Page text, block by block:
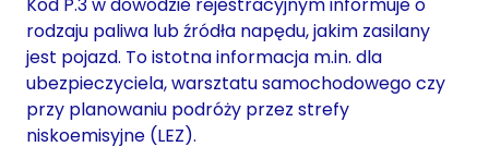
rodzaju paliwa lub źródła napędu, jakim zasilany
jest pojazd. To istotna informacja m.in. dla
ubezpieczyciela, warsztatu samochodowego czy
przy planowaniu podróży przez strefy
niskoemisyjne (LEZ).